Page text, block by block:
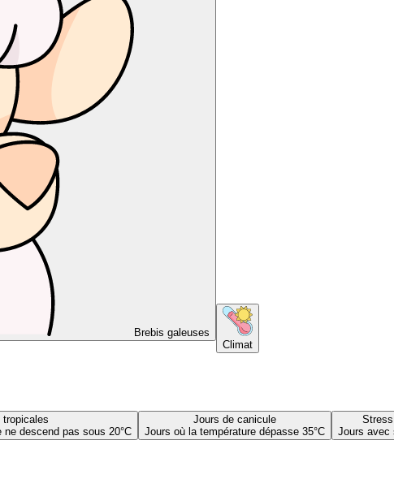
Brebis galeuses
Climat
tropicales
ne descend pas sous 20°C
Jours de canicule
Jours où la température dépasse 35°C
Jours avec